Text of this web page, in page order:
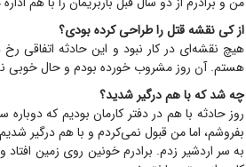
از کی نقشه قتل را طراحی کرده بودی؟
هیچ نقشه‌ای در کار نبود و این حادثه اتفاقی
هستم. آن روز مشروب خورده بودم و حال خوبی
چه شد که با هم درگیر شدید؟
روز حادثه با هم در دفتر کارمان بودیم که
بفروشم، اما من قبول نمی‌کردم و با هم
به سر اردشیر زدم. برادرم خونین روی زمین